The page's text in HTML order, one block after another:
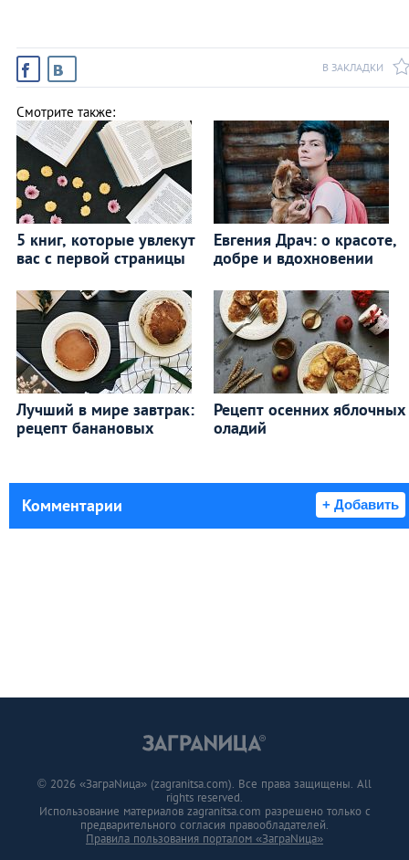
В ЗАКЛАДКИ
Смотрите также:
5 книг, которые увлекут
вас с первой страницы
Евгения Драч: о красоте,
добре и вдохновении
Лучший в мире завтрак:
рецепт банановых
Рецепт осенних яблочных
оладий
Комментарии + Добавить
© 2026 «ЗаграNица» (zagranitsa.com). Все права защищены. All
rights reserved.
Использование материалов zagranitsa.com разрешено только с
предварительного согласия правообладателей.
Правила пользования порталом «ЗаграNица»